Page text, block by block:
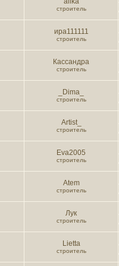
строитель
ира111111
строитель
Кассандра
строитель
_Dima_
строитель
Artist_
строитель
Eva2005
строитель
Atem
строитель
Лук
строитель
Lietta
строитель